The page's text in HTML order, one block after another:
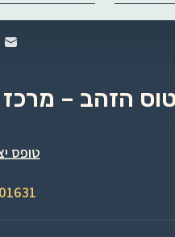
הזהב –
טופס